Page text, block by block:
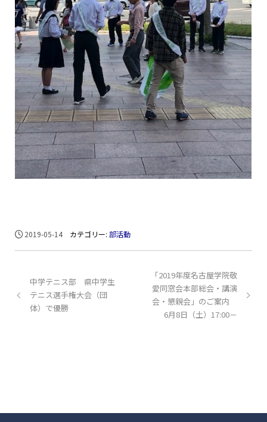
2019-05-14 カテゴリー:部活動
中学テニス部 県中学生
テニス選手権大会（団
体）で優勝
「2019年度名古屋学院敬
愛同窓会本部総会・講演
会・懇親会」のご案内
6月8日（土）17:00－